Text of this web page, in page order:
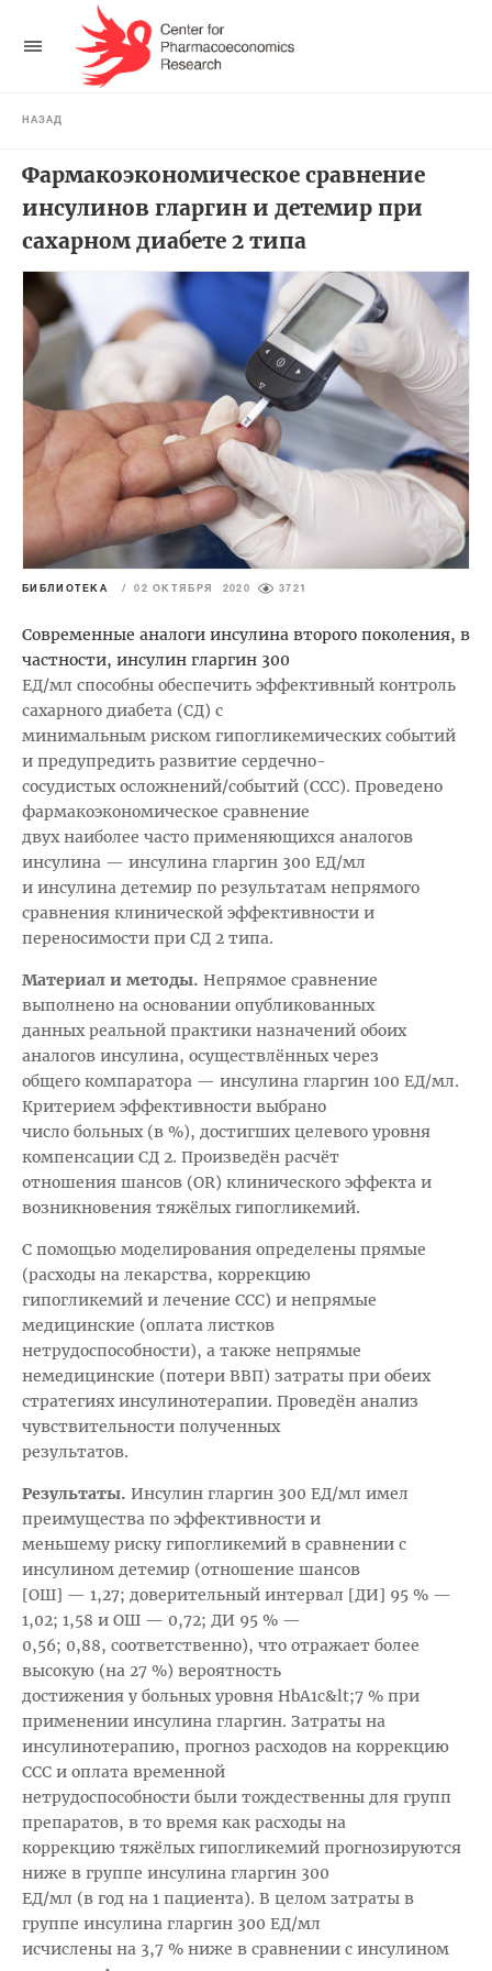
НАЗАД
Фармакоэкономическое сравнение
инсулинов гларгин и детемир при
сахарном диабете 2 типа
БИБЛИОТЕКА / 02 ОКТЯБРЯ 2020 3721
Современные аналоги инсулина второго поколения, в
частности, инсулин гларгин 300
ЕД/мл способны обеспечить эффективный контроль
сахарного диабета (СД) с
минимальным риском гипогликемических событий
и предупредить развитие сердечно-
сосудистых осложнений/событий (ССС). Проведено
фармакоэкономическое сравнение
двух наиболее часто применяющихся аналогов
инсулина — инсулина гларгин 300 ЕД/мл
и инсулина детемир по результатам непрямого
сравнения клинической эффективности и
переносимости при СД 2 типа.
Материал и методы. Непрямое сравнение
выполнено на основании опубликованных
данных реальной практики назначений обоих
аналогов инсулина, осуществлённых через
общего компаратора — инсулина гларгин 100 ЕД/мл.
Критерием эффективности выбрано
число больных (в %), достигших целевого уровня
компенсации СД 2. Произведён расчёт
отношения шансов (OR) клинического эффекта и
возникновения тяжёлых гипогликемий.
С помощью моделирования определены прямые
(расходы на лекарства, коррекцию
гипогликемий и лечение ССС) и непрямые
медицинские (оплата листков
нетрудоспособности), а также непрямые
немедицинские (потери ВВП) затраты при обеих
стратегиях инсулинотерапии. Проведён анализ
чувствительности полученных
результатов.
Результаты. Инсулин гларгин 300 ЕД/мл имел
преимущества по эффективности и
меньшему риску гипогликемий в сравнении с
инсулином детемир (отношение шансов
[ОШ] — 1,27; доверительный интервал [ДИ] 95 % —
1,02; 1,58 и ОШ — 0,72; ДИ 95 % —
0,56; 0,88, соответственно), что отражает более
высокую (на 27 %) вероятность
достижения у больных уровня HbA1с&lt;7 % при
применении инсулина гларгин. Затраты на
инсулинотерапию, прогноз расходов на коррекцию
ССС и оплата временной
нетрудоспособности были тождественны для групп
препаратов, в то время как расходы на
коррекцию тяжёлых гипогликемий прогнозируются
ниже в группе инсулина гларгин 300
ЕД/мл (в год на 1 пациента). В целом затраты в
группе инсулина гларгин 300 ЕД/мл
исчислены на 3,7 % ниже в сравнении с инсулином